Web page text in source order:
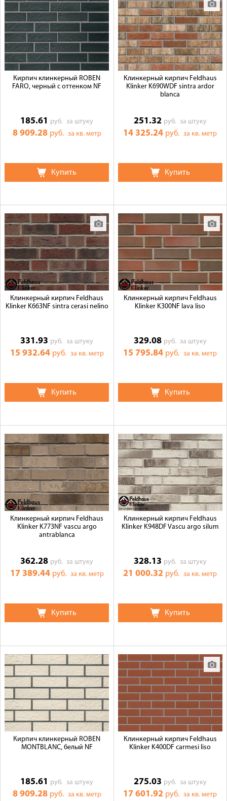
Доставка
Сотрудничество
Галерея объектов
Контакты
Кирпич клинкерный ROBEN
FARO, черный с оттенком NF
185.61 руб.за штуку
8 909.28 руб. за кв. метр
Купить
Клинкерный кирпич Feldhaus
Klinker K690WDF sintra ardor
blanca
251.32 руб. за штуку
14 325.24 руб.за кв. метр
Купить
Клинкерный кирпич Feldhaus
Klinker K663NF sintra cerasi nelino
331.93 руб.за штуку
15 932.64 руб. за кв. метр
Купить
Клинкерный кирпич Feldhaus
Klinker K300NF lava liso
329.08 руб. за штуку
15 795.84 руб.за кв. метр
Купить
Клинкерный кирпич Feldhaus
Klinker K773NF vascu argo
antrablanca
362.28 руб.за штуку
17 389.44 руб. за кв. метр
Купить
Клинкерный кирпич Feldhaus
Klinker K948DF Vascu argo silum
328.13 руб. за штуку
21 000.32 руб.за кв. метр
Купить
Кирпич клинкерный ROBEN
MONTBLANC, белый NF
185.61 руб.за штуку
8 909.28 руб. за кв. метр
Клинкерный кирпич Feldhaus
Klinker K400DF carmesi liso
275.03 руб. за штуку
17 601.92 руб.за кв. метр